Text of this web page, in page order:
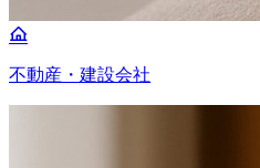
不動産・建設会社